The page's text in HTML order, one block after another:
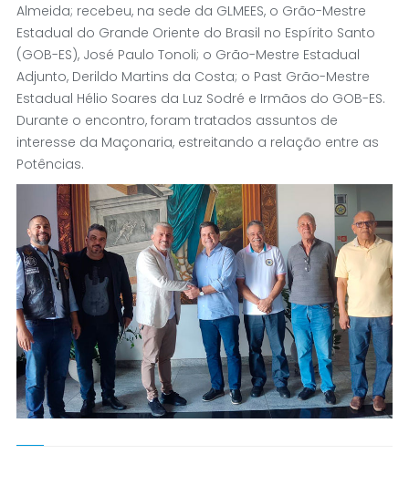
Almeida; recebeu, na sede da GLMEES, o Grão-Mestre
Estadual do Grande Oriente do Brasil no Espírito Santo
(GOB-ES), José Paulo Tonoli; o Grão-Mestre Estadual
Adjunto, Derildo Martins da Costa; o Past Grão-Mestre
Estadual Hélio Soares da Luz Sodré e Irmãos do GOB-ES.
Durante o encontro, foram tratados assuntos de
interesse da Maçonaria, estreitando a relação entre as
Potências.